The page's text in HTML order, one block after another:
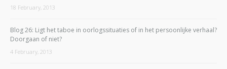
18 February, 2013
Blog 26: Ligt het taboe in oorlogssituaties of in het persoonlijke verhaal?
Doorgaan of niet?
4 February, 2013